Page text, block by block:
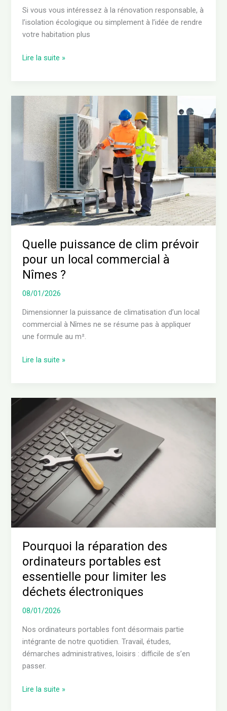
Si vous vous intéressez à la rénovation responsable, à
l’isolation écologique ou simplement à l’idée de rendre
votre habitation plus
Lire la suite »
Quelle puissance de clim prévoir
pour un local commercial à
Nîmes ?
08/01/2026
Dimensionner la puissance de climatisation d’un local
commercial à Nîmes ne se résume pas à appliquer
une formule au m².
Quelle
puissance
de
clim
prévoir
pour
commercial
à
Nîmes
Lire la suite »
Pourquoi la réparation des
ordinateurs portables est
essentielle pour limiter les
déchets électroniques
08/01/2026
Nos ordinateurs portables font désormais partie
intégrante de notre quotidien. Travail, études,
démarches administratives, loisirs : difficile de s’en
passer.
Pourquoi
la
réparation
des
ordinateurs
portables
est
essentielle
pour
limiter
électroniques
Lire la suite »